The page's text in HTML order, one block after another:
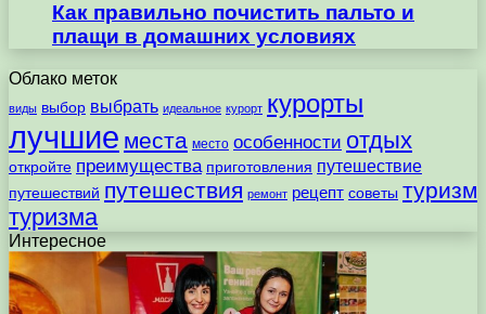
Как правильно почистить пальто и
плащи в домашних условиях
Облако меток
виды выбор выбрать идеальное курорт курорты
лучшие места место особенности отдых
откройте преимущества приготовления путешествие
путешествий путешествия ремонт рецепт советы туризм
туризма
Интересное